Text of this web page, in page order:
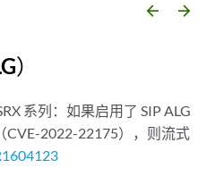
arrow_backward arrow_forward
）
系列：如果启用了 SIP ALG
CVE-2022-22175），则流式